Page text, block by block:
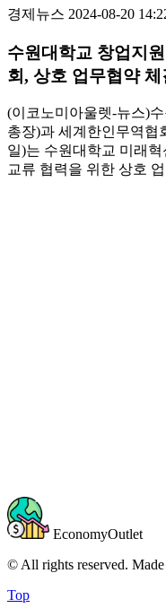
경제뉴스 2024-08-20
수원대학교 창업지
회, 상호 업무협약 체
(이코노미아울렛-뉴스)
총장)과 세계한인무역협
일)는 수원대학교 미래
교류 협력을 위한 상호
EconomyOutlet
© All rights reserved.
Top